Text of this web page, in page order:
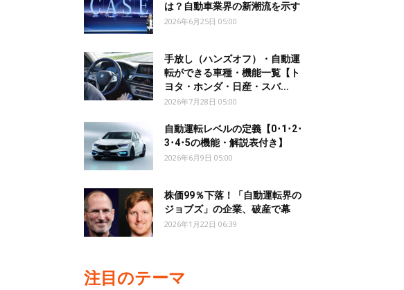
は？自動車業界の新潮流を示す
2026年6月25日 05:00
手放し（ハンズオフ）・自動運
転ができる車種・機能一覧【ト
ヨタ・ホンダ・日産・スバ...
2026年7月28日 05:00
自動運転レベルの定義【0･1･2･
3･4･5の機能・解説表付き】
2026年6月9日 05:00
株価99％下落！「自動運転界の
ジョブズ」の企業、破産で幕
2026年1月22日 06:39
注目のテーマ